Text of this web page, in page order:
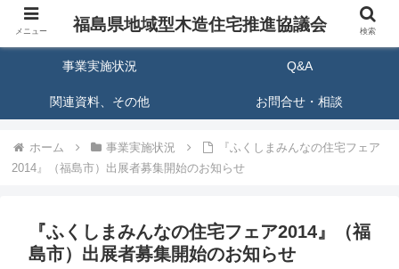
HOME 当協議会について
事業実施状況 Q&A
関連資料、その他 お問合せ・相談
ホーム 事業実施状況
『ふくしまみんなの住宅フェア
2014』（福島市）出展者募集開始のお知らせ
『ふくしまみんなの住宅フェア2014』（福
島市）出展者募集開始のお知らせ
メニュー 福島県地域型木造住宅推進協議会 検索